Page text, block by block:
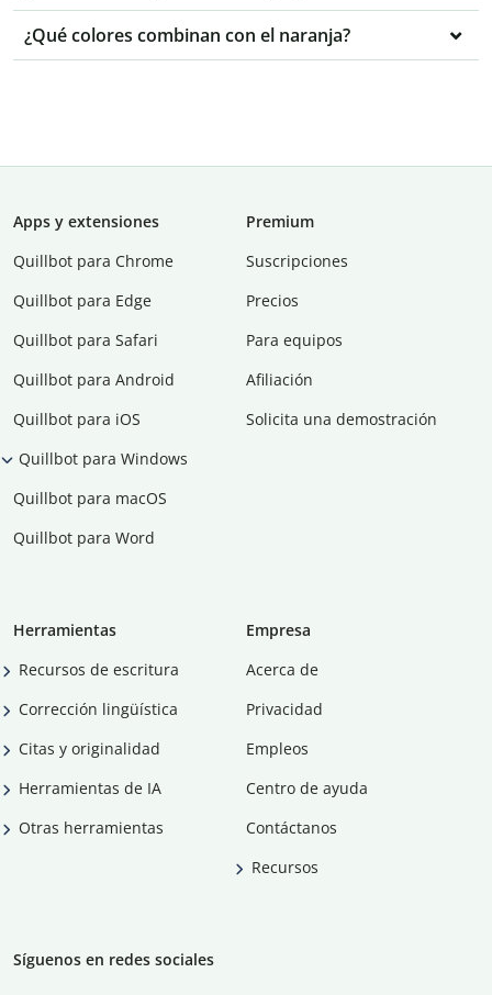
¿Qué colores combinan con el naranja?
Apps y extensiones
Quillbot para Chrome
Quillbot para Edge
Quillbot para Safari
Quillbot para Android
Quillbot para iOS
Quillbot para Windows
Quillbot para macOS
Quillbot para Word
Premium
Suscripciones
Precios
Para equipos
Afiliación
Solicita una demostración
Herramientas
Recursos de escritura
Corrección lingüística
Citas y originalidad
Herramientas de IA
Otras herramientas
Empresa
Acerca de
Privacidad
Empleos
Centro de ayuda
Contáctanos
Recursos
Síguenos en redes sociales